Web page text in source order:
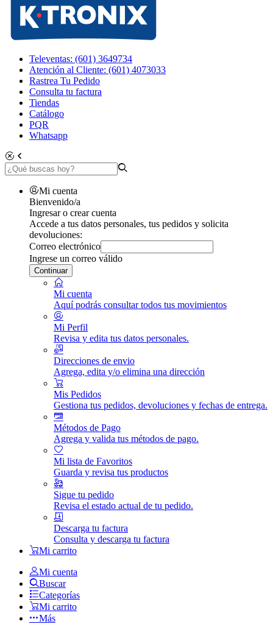
Televentas: (601) 3649734
Atención al Cliente: (601) 4073033
Rastrea Tu Pedido
Consulta tu factura
Tiendas
Catálogo
PQR
Whatsapp
Mi cuenta
Bienvenido/a
Ingresar o crear cuenta
Accede a tus datos personales, tus pedidos y solicita
devoluciones:
Correo electrónico
Ingrese un correo válido
Continuar
Mi cuenta
Aquí podrás consultar todos tus movimientos
Mi Perfil
Revisa y edita tus datos personales.
Direcciones de envio
Agrega, edita y/o elimina una dirección
Mis Pedidos
Gestiona tus pedidos, devoluciones y fechas de entrega.
Métodos de Pago
Agrega y valida tus métodos de pago.
Mi lista de Favoritos
Guarda y revisa tus productos
Sigue tu pedido
Revisa el estado actual de tu pedido.
Descarga tu factura
Consulta y descarga tu factura
Mi carrito
Mi cuenta
Buscar
Categorías
Mi carrito
Más